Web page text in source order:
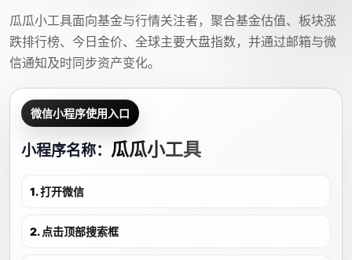
瓜瓜小工具面向基金与行情关注者，聚合基金估值、板块涨
跌排行榜、今日金价、全球主要大盘指数，并通过邮箱与微
信通知及时同步资产变化。
微信小程序使用入口
小程序名称： 瓜瓜小工具
1. 打开微信
2. 点击顶部搜索框